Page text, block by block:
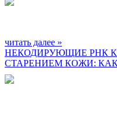
читать далее »
НЕКОДИРУЮЩИЕ РНК
СТАРЕНИЕМ КОЖИ: КАК